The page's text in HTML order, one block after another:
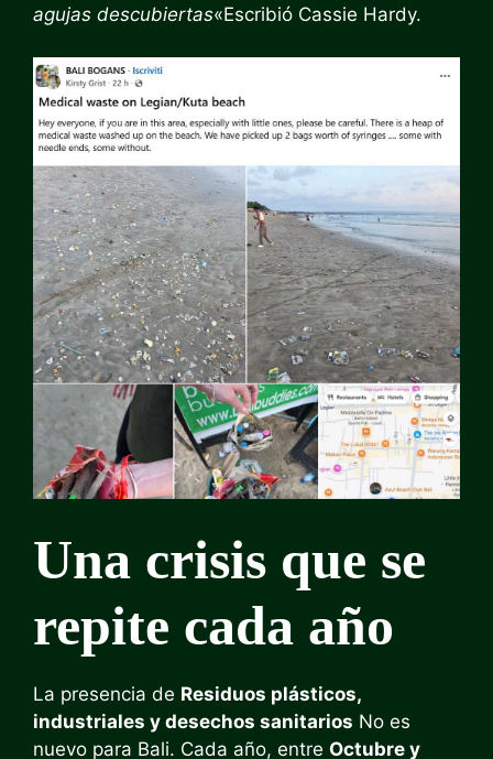
agujas descubiertas«Escribió Cassie Hardy.
Una crisis que se
repite cada año
La presencia de Residuos plásticos,
industriales y desechos sanitarios No es
nuevo para Bali. Cada año, entre Octubre y